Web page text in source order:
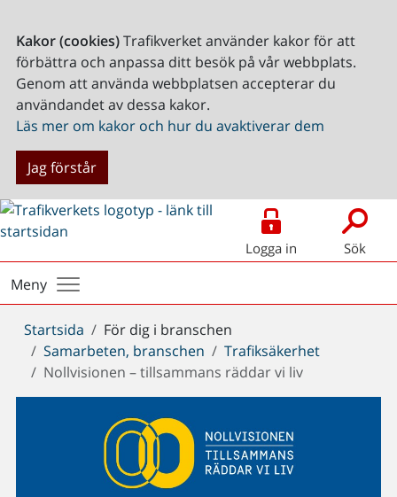
Kakor (cookies)Trafikverket använder kakor för att
förbättra och anpassa ditt besök på vår webbplats.
Genom att använda webbplatsen accepterar du
användandet av dessa kakor.
Läs mer om kakor och hur du avaktiverar dem
Jag förstår
Logga in Sök
Meny
Du
är
här:
Startsida
För dig i branschen
Samarbeten, branschen
Trafiksäkerhet
Nollvisionen – tillsammans räddar vi liv